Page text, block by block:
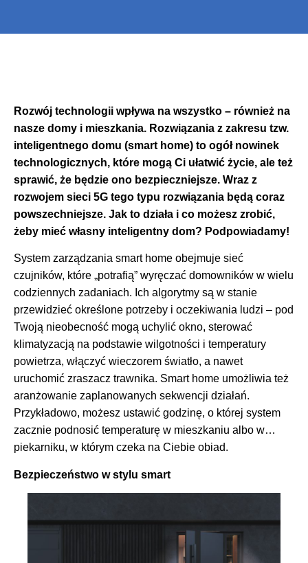
Rozwój technologii wpływa na wszystko – również na
nasze domy i mieszkania. Rozwiązania z zakresu tzw.
inteligentnego domu (smart home) to ogół nowinek
technologicznych, które mogą Ci ułatwić życie, ale też
sprawić, że będzie ono bezpieczniejsze. Wraz z
rozwojem sieci 5G tego typu rozwiązania będą coraz
powszechniejsze. Jak to działa i co możesz zrobić,
żeby mieć własny inteligentny dom? Podpowiadamy!
System zarządzania smart home obejmuje sieć
czujników, które „potrafią” wyręczać domowników w wielu
codziennych zadaniach. Ich algorytmy są w stanie
przewidzieć określone potrzeby i oczekiwania ludzi – pod
Twoją nieobecność mogą uchylić okno, sterować
klimatyzacją na podstawie wilgotności i temperatury
powietrza, włączyć wieczorem światło, a nawet
uruchomić zraszacz trawnika. Smart home umożliwia też
aranżowanie zaplanowanych sekwencji działań.
Przykładowo, możesz ustawić godzinę, o której system
zacznie podnosić temperaturę w mieszkaniu albo w…
piekarniku, w którym czeka na Ciebie obiad.
Bezpieczeństwo w stylu smart